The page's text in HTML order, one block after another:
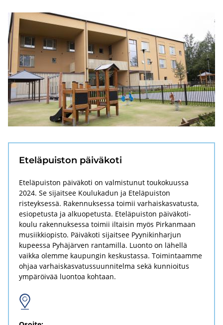
Ete­lä­puis­ton päi­vä­ko­ti
Eteläpuiston päiväkoti on valmistunut toukokuussa
2024. Se sijaitsee Koulukadun ja Eteläpuiston
risteyksessä. Rakennuksessa toimii varhaiskasvatusta,
esiopetusta ja alkuopetusta. Eteläpuiston päiväkoti-
koulu rakennuksessa toimii iltaisin myös Pirkanmaan
musiikkiopisto. Päiväkoti sijaitsee Pyynikinharjun
kupeessa Pyhäjärven rantamilla. Luonto on lähellä
vaikka olemme kaupungin keskustassa. Toimintaamme
ohjaa varhaiskasvatussuunnitelma sekä kunnioitus
ympäröivää luontoa kohtaan.